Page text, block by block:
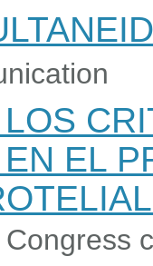
EL
Congress